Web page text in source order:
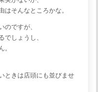
はそんなところかな。
のですが、
でしょうし、
。
ときは店頭にも並びませ